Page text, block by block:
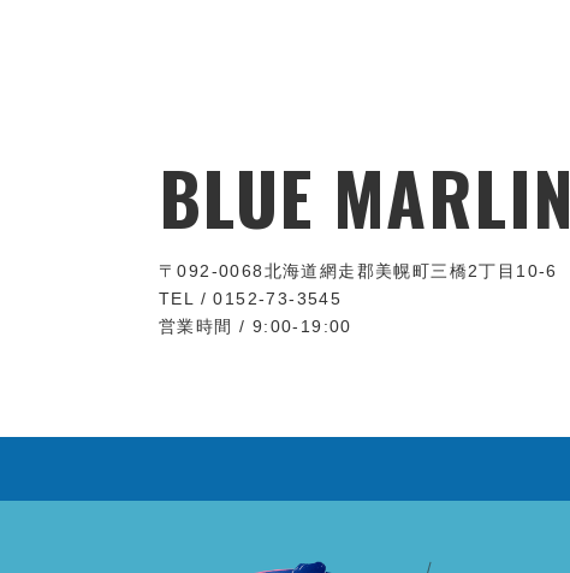
BLUE MARLIN
〒092-0068北海道網走郡美幌町三橋2丁目10-6
TEL / 0152-73-3545
営業時間 / 9:00-19:00